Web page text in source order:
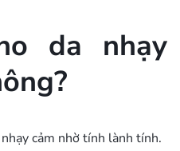
da nhạy
cảm nhờ tính lành tính.